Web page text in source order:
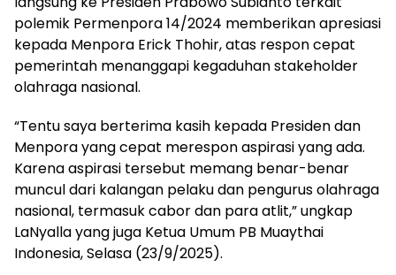
polemik Permenpora 14/2024 memberikan apresiasi
kepada Menpora Erick Thohir, atas respon cepat
pemerintah menanggapi kegaduhan stakeholder
olahraga nasional.
“Tentu saya berterima kasih kepada Presiden dan
Menpora yang cepat merespon aspirasi yang ada.
Karena aspirasi tersebut memang benar-benar
muncul dari kalangan pelaku dan pengurus olahraga
nasional, termasuk cabor dan para atlit,” ungkap
LaNyalla yang juga Ketua Umum PB Muaythai
Indonesia, Selasa (23/9/2025).